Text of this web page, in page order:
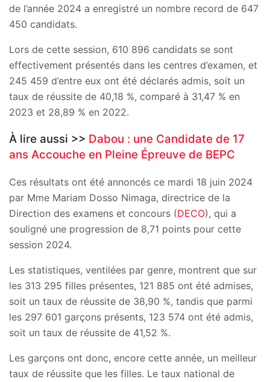
de l’année 2024 a enregistré un nombre record de 647
450 candidats.
Lors de cette session, 610 896 candidats se sont
effectivement présentés dans les centres d’examen, et
245 459 d’entre eux ont été déclarés admis, soit un
taux de réussite de 40,18 %, comparé à 31,47 % en
2023 et 28,89 % en 2022.
À lire aussi >> Dabou : une Candidate de 17
ans Accouche en Pleine Épreuve de BEPC
Ces résultats ont été annoncés ce mardi 18 juin 2024
par Mme Mariam Dosso Nimaga, directrice de la
Direction des examens et concours (DECO), qui a
souligné une progression de 8,71 points pour cette
session 2024.
Les statistiques, ventilées par genre, montrent que sur
les 313 295 filles présentes, 121 885 ont été admises,
soit un taux de réussite de 38,90 %, tandis que parmi
les 297 601 garçons présents, 123 574 ont été admis,
soit un taux de réussite de 41,52 %.
Les garçons ont donc, encore cette année, un meilleur
taux de réussite que les filles. Le taux national de